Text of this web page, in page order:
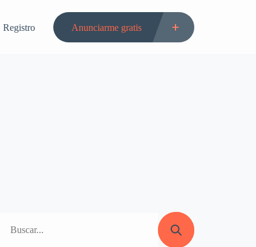
Registro Anunciarme gratis